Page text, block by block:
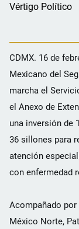
Vértigo Político
CDMX. 16 de
Mexicano del
marcha el
el Anexo de
una inversión de
36 sillones para
atención
con enfermedad
Acompañado por
México Norte,